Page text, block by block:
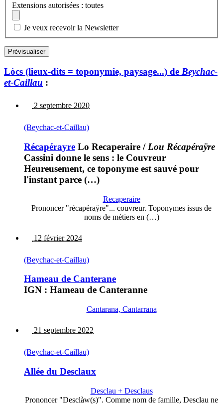
Extensions autorisées : toutes
Je veux recevoir la Newsletter
Lòcs (lieux-dits = toponymie, paysage...) de Beychac-
et-Caillau :
2 septembre 2020
(Beychac-et-Caillau)
Récapérayre Lo Recaperaire / Lou Récapéraÿre
Cassini donne le sens : le Couvreur
Heureusement, ce toponyme est sauvé pour
l'instant parce (…)
Recaperaire
Prononcer "récapéraÿre"... couvreur. Toponymes issus de
noms de métiers en (…)
12 février 2024
(Beychac-et-Caillau)
Hameau de Canterane
IGN : Hameau de Canteranne
Cantarana, Cantarrana
21 septembre 2022
(Beychac-et-Caillau)
Allée du Desclaux
Desclau + Desclaus
Prononcer "Desclàw(s)". Comme nom de famille, Desclau ne